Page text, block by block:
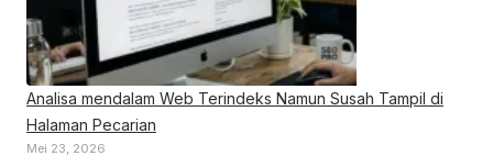
Analisa mendalam Web Terindeks Namun Susah Tampil di
Halaman Pecarian
Mei 23, 2026